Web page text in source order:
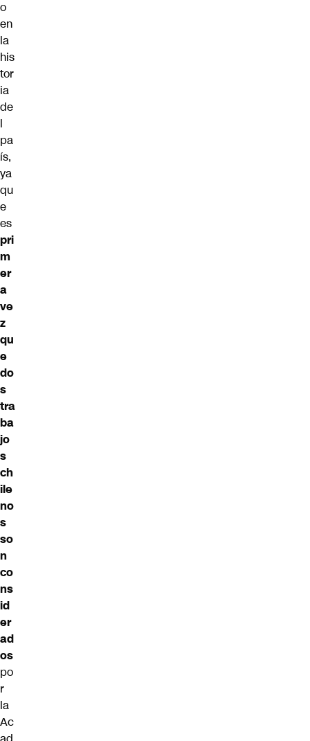
o
en
la
his
tor
ia
de
l
pa
ís,
ya
qu
e
es
pri
m
er
a
ve
z
qu
e
do
s
tra
ba
jo
s
ch
ile
no
s
so
n
co
ns
id
er
ad
os
po
r
la
Ac